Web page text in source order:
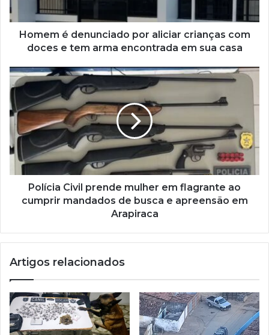
Homem é denunciado por aliciar crianças com
doces e tem arma encontrada em sua casa
Polícia Civil prende mulher em flagrante ao
cumprir mandados de busca e apreensão em
Arapiraca
Artigos relacionados